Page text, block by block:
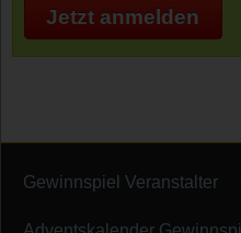
Jetzt anmelden
Gewinnspiel Veranstalter